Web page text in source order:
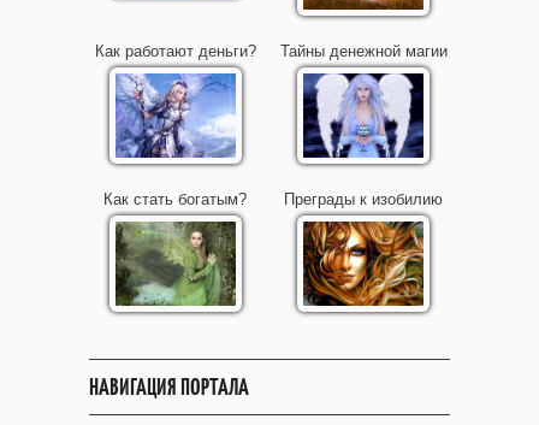
Как работают деньги? Тайны денежной магии
Как стать богатым? Преграды к изобилию
НАВИГАЦИЯ ПОРТАЛА